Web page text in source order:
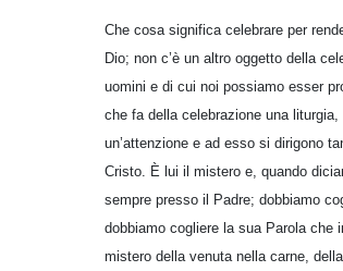
Che cosa significa celebrare per
Dio; non c’è un altro oggetto della
uomini e di cui noi possiamo esser
che fa della celebrazione una
un’attenzione e ad esso si dirigono
Cristo. È lui il mistero e, quando
sempre presso il Padre; dobbiamo
dobbiamo cogliere la sua Parola che
mistero della venuta nella carne,